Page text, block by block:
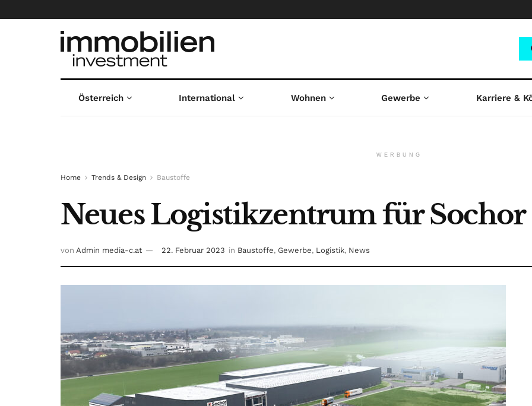
Österreich International Wohnen Gewerbe Karriere &
WERBUNG
Home Trends & Design Baustoffe
Neues Logistikzentrum für Sochor
von Admin media-c.at 22. Februar 2023 in Baustoffe, Gewerbe, Logistik, News